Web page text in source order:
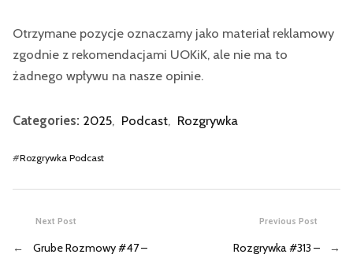
Otrzymane pozycje oznaczamy jako materiał reklamowy
zgodnie z rekomendacjami UOKiK, ale nie ma to
żadnego wpływu na nasze opinie.
Categories: 2025, Podcast, Rozgrywka
#Rozgrywka Podcast
Previous Post
Rozgrywka #313 –
→
Next Post
←
Grube Rozmowy #47 –